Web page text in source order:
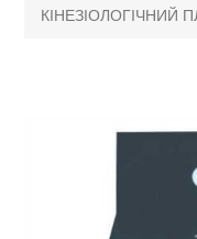
КІНЕЗІОЛОГІЧНИЙ